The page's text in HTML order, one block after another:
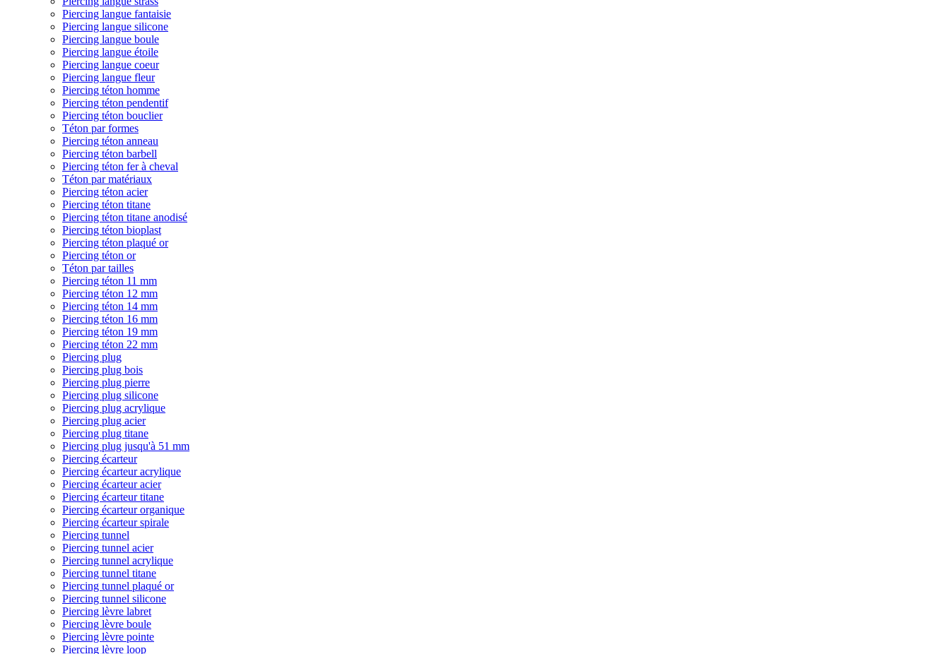
Piercing langue fantaisie
Piercing langue silicone
Piercing langue boule
Piercing langue étoile
Piercing langue coeur
Piercing langue fleur
Piercing téton homme
Piercing téton pendentif
Piercing téton bouclier
Téton par formes
Piercing téton anneau
Piercing téton barbell
Piercing téton fer à cheval
Téton par matériaux
Piercing téton acier
Piercing téton titane
Piercing téton titane anodisé
Piercing téton bioplast
Piercing téton plaqué or
Piercing téton or
Téton par tailles
Piercing téton 11 mm
Piercing téton 12 mm
Piercing téton 14 mm
Piercing téton 16 mm
Piercing téton 19 mm
Piercing téton 22 mm
Piercing plug
Piercing plug bois
Piercing plug pierre
Piercing plug silicone
Piercing plug acrylique
Piercing plug acier
Piercing plug titane
Piercing plug jusqu'à 51 mm
Piercing écarteur
Piercing écarteur acrylique
Piercing écarteur acier
Piercing écarteur titane
Piercing écarteur organique
Piercing écarteur spirale
Piercing tunnel
Piercing tunnel acier
Piercing tunnel acrylique
Piercing tunnel titane
Piercing tunnel plaqué or
Piercing tunnel silicone
Piercing lèvre labret
Piercing lèvre boule
Piercing lèvre pointe
Piercing lèvre loop